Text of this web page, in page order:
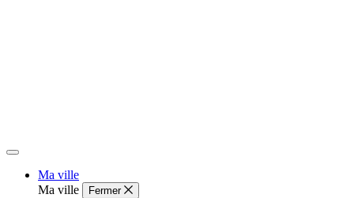
Ma ville
Ma ville
Fermer